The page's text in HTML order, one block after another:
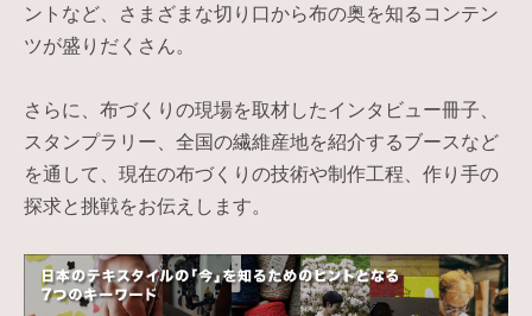
ントなど、さまざまな切り口から布の奥を知るコンテン
ツが盛りだくさん。
さらに、布づくりの現場を取材したインタビュー冊子、
スタンプラリー、全国の繊維産地を紹介するブースなど
を通して、現在の布づくりの技術や制作工程、作り手の
探求と挑戦をお伝えします。